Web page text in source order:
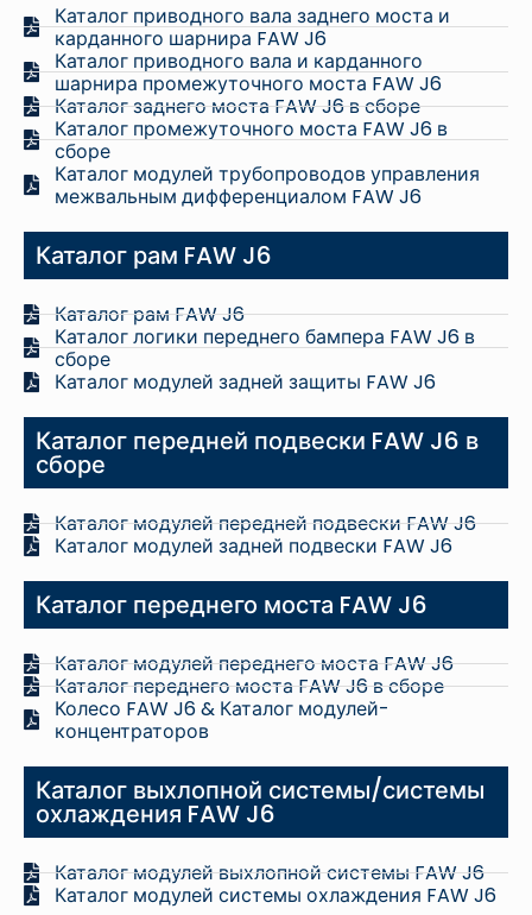
Каталог приводного вала заднего моста и
карданного шарнира FAW J6
Каталог приводного вала и карданного
шарнира промежуточного моста FAW J6
Каталог заднего моста FAW J6 в сборе
Каталог промежуточного моста FAW J6 в
сборе
Каталог модулей трубопроводов управления
межвальным дифференциалом FAW J6
Каталог рам FAW J6
Каталог рам FAW J6
Каталог логики переднего бампера FAW J6 в
сборе
Каталог модулей задней защиты FAW J6
Каталог передней подвески FAW J6 в
сборе
Каталог модулей передней подвески FAW J6
Каталог модулей задней подвески FAW J6
Каталог переднего моста FAW J6
Каталог модулей переднего моста FAW J6
Каталог переднего моста FAW J6 в сборе
Колесо FAW J6 & Каталог модулей-
концентраторов
Каталог выхлопной системы/системы
охлаждения FAW J6
Каталог модулей выхлопной системы FAW J6
Каталог модулей системы охлаждения FAW J6